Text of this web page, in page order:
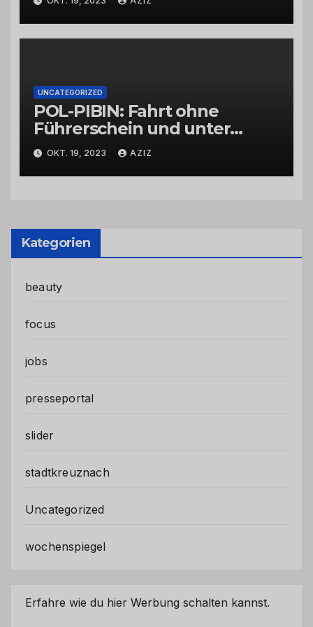
UNCATEGORIZED
POL-PIBIN: Fahrt ohne
Führerschein und unter
Einfluss von Drogen
OKT. 19, 2023 AZIZ
Kategorien
beauty
focus
jobs
presseportal
slider
stadtkreuznach
Uncategorized
wochenspiegel
Erfahre wie du hier Werbung schalten kannst.